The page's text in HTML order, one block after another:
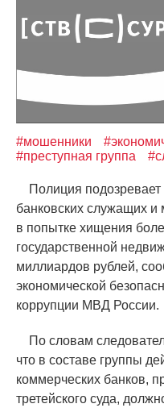
#мошенники
#преступная группа
Полиция подозревает
банковских служащих
в попытке хищения
государственной
миллиардов рублей,
экономической
коррупции МВД России.
По словам
что в составе группы
коммерческих банков,
третейского суда,